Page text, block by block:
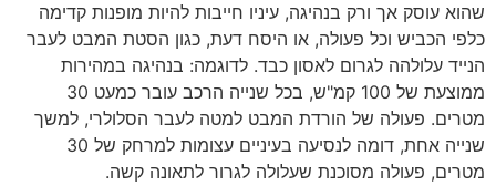
שהוא עוסק אך ורק בנהיגה, עיניו חייבות להיות מופנות קדימה
כלפי הכביש וכל פעולה, או היסח דעת, כגון הסטת המבט לעבר
הנייד עלולהה לגרום לאסון כבד. לדוגמה: בנהיגה במהירות
ממוצעת של 100 קמ"ש, בכל שנייה הרכב עובר כמעט 30
מטרים. פעולה של הורדת המבט למטה לעבר הסלולרי, למשך
שנייה אחת, דומה לנסיעה בעיניים עצומות למרחק של 30
מטרים, פעולה מסוכנת שעלולה לגרור לתאונה קשה.